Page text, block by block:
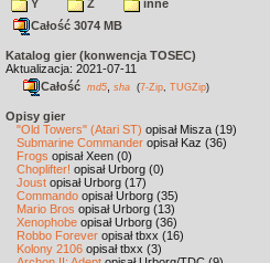
Y
Z
inne
Całość 3074 MB
Katalog gier (konwencja TOSEC)
Aktualizacja: 2021-07-11
Całość md5 sha (7-Zip TUGZip)
Opisy gier
"Old Towers" (Atari ST) opisał Misza (19)
Submarine Commander opisał Kaz (36)
Frogs opisał Xeen (0)
Choplifter! opisał Urborg (0)
Joust opisał Urborg (17)
Commando opisał Urborg (35)
Mario Bros opisał Urborg (13)
Xenophobe opisał Urborg (36)
Robbo Forever opisał tbxx (16)
Kolony 2106 opisał tbxx (3)